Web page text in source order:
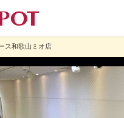
ス和歌山ミオ店